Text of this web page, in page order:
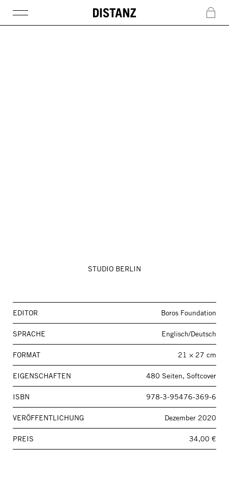
c
STUDIO BERLIN
EDITOR Boros Foundation
SPRACHE Englisch/Deutsch
FORMAT 21 × 27 cm
EIGENSCHAFTEN 480 Seiten, Softcover
ISBN 978-3-95476-369-6
VERÖFFENTLICHUNG Dezember 2020
PREIS 34,00 €